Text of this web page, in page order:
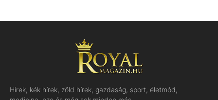
Hírek, kék hírek, zöld hírek, gazdaság, sport, életmód,